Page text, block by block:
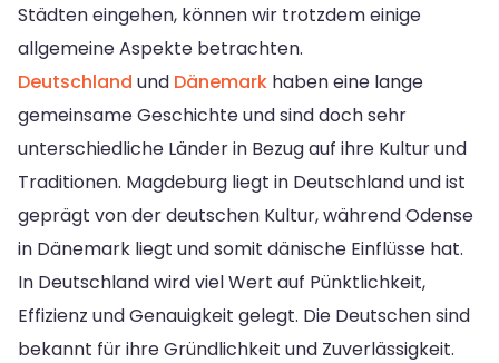
Städten eingehen, können wir trotzdem einige
allgemeine Aspekte betrachten.
Deutschland und Dänemark haben eine lange
gemeinsame Geschichte und sind doch sehr
unterschiedliche Länder in Bezug auf ihre Kultur und
Traditionen. Magdeburg liegt in Deutschland und ist
geprägt von der deutschen Kultur, während Odense
in Dänemark liegt und somit dänische Einflüsse hat.
In Deutschland wird viel Wert auf Pünktlichkeit,
Effizienz und Genauigkeit gelegt. Die Deutschen sind
bekannt für ihre Gründlichkeit und Zuverlässigkeit.